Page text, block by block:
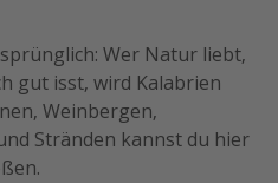
Wer Natur liebt,
gut isst, wird Kalabrien
Weinbergen,
Stränden kannst du hier